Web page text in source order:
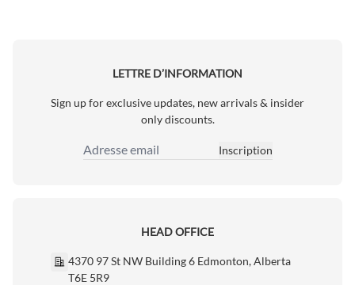
LETTRE D’INFORMATION
Sign up for exclusive updates, new arrivals & insider
only discounts.
Adresse email
Inscription
HEAD OFFICE
4370 97 St NW Building 6 Edmonton, Alberta
T6E 5R9